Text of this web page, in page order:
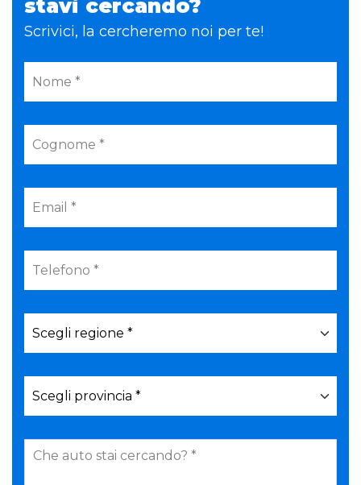
stavi cercando?
Scrivici, la cercheremo noi per te!